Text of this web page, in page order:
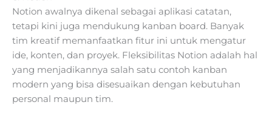
Notion awalnya dikenal sebagai aplikasi catatan,
tetapi kini juga mendukung kanban board. Banyak
tim kreatif memanfaatkan fitur ini untuk mengatur
ide, konten, dan proyek. Fleksibilitas Notion adalah hal
yang menjadikannya salah satu contoh kanban
modern yang bisa disesuaikan dengan kebutuhan
personal maupun tim.